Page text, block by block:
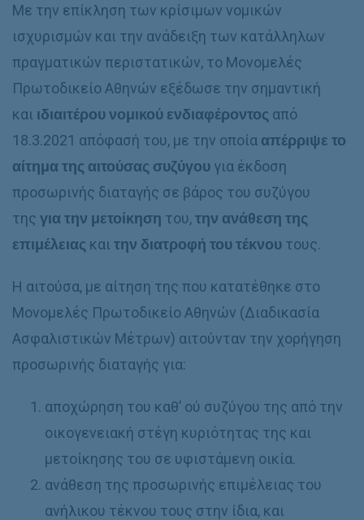
Με την επίκληση των κρίσιμων νομικών
ισχυρισμών και την ανάδειξη των κατάλληλων
πραγματικών περιστατικών, το Μονομελές
Πρωτοδικείο Αθηνών εξέδωσε την σημαντική
και ιδιαιτέρου νομικού ενδιαφέροντος από
18.3.2021 απόφασή του, με την οποία απέρριψε το
αίτημα της αιτούσας συζύγου για έκδοση
προσωρινής διαταγής σε βάρος του συζύγου
της για την μετοίκηση του,την ανάθεση της
επιμέλειας και την διατροφή του τέκνου τους.
Η αιτούσα, με αίτηση της που κατατέθηκε στο
Μονομελές Πρωτοδικείο Αθηνών (Διαδικασία
Ασφαλιστικών Μέτρων) αιτούνταν την χορήγηση
προσωρινής διαταγής για:
αποχώρηση του καθ’ ού συζύγου της από την
οικογενειακή στέγη κυριότητας της και
μετοίκησης του σε υφιστάμενη οικία.
ανάθεση της προσωρινής επιμέλειας του
ανήλικου τέκνου τους στην ίδια, και